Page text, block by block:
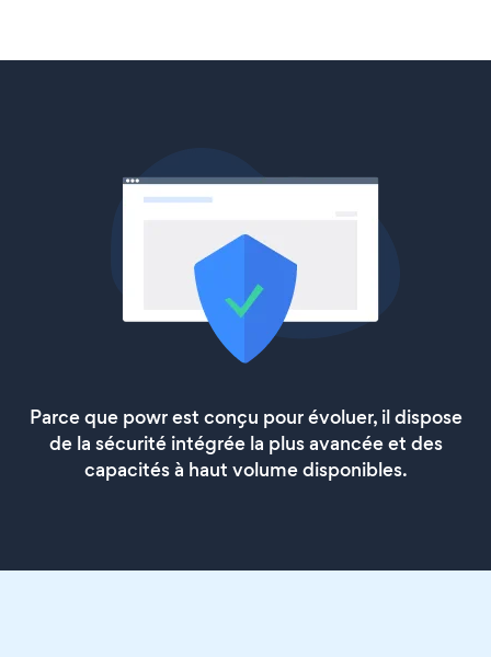
Parce que powr est conçu pour évoluer, il dispose
de la sécurité intégrée la plus avancée et des
capacités à haut volume disponibles.